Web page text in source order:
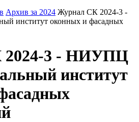
Архив за 2024 Журнал СК 2024-3 -
институт оконных и фасадных
3 - НИУПЦ
институт